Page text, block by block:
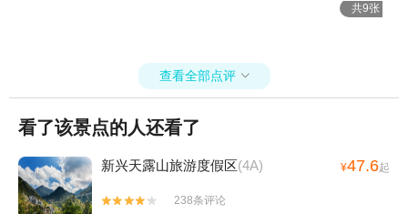
共9张
查看全部点评 
看了该景点的人还看了
新兴天露山旅游度假区(4A) ¥47.6起


238条评论